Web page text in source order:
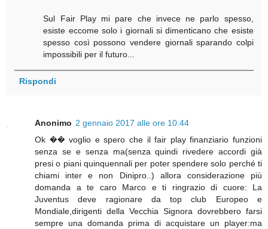
Sul Fair Play mi pare che invece ne parlo spesso,
esiste eccome solo i giornali si dimenticano che esiste
spesso così possono vendere giornali sparando colpi
impossibili per il futuro...
Rispondi
Anonimo 2 gennaio 2017 alle ore 10:44
Ok �� voglio e spero che il fair play finanziario funzioni
senza se e senza ma(senza quindi rivedere accordi già
presi o piani quinquennali per poter spendere solo perché ti
chiami inter e non Dinipro..) allora considerazione più
domanda a te caro Marco e ti ringrazio di cuore: La
Juventus deve ragionare da top club Europeo e
Mondiale,dirigenti della Vecchia Signora dovrebbero farsi
sempre una domanda prima di acquistare un player:ma